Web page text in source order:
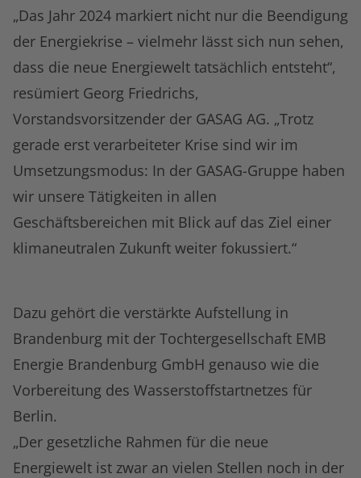
„Das Jahr 2024 markiert nicht nur die Beendigung
der Energiekrise – vielmehr lässt sich nun sehen,
dass die neue Energiewelt tatsächlich entsteht“,
resümiert Georg Friedrichs,
Vorstandsvorsitzender der GASAG AG. „Trotz
gerade erst verarbeiteter Krise sind wir im
Umsetzungsmodus: In der GASAG-Gruppe haben
wir unsere Tätigkeiten in allen
Geschäftsbereichen mit Blick auf das Ziel einer
klimaneutralen Zukunft weiter fokussiert.“
Dazu gehört die verstärkte Aufstellung in
Brandenburg mit der Tochtergesellschaft EMB
Energie Brandenburg GmbH genauso wie die
Vorbereitung des Wasserstoffstartnetzes für
Berlin.
„Der gesetzliche Rahmen für die neue
Energiewelt ist zwar an vielen Stellen noch in der